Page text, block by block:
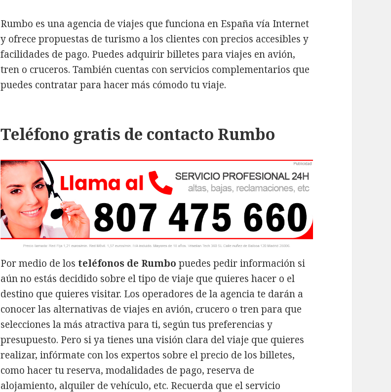
Rumbo es una agencia de viajes que funciona en España vía Internet
y ofrece propuestas de turismo a los clientes con precios accesibles y
facilidades de pago. Puedes adquirir billetes para viajes en avión,
tren o cruceros. También cuentas con servicios complementarios que
puedes contratar para hacer más cómodo tu viaje.
Teléfono gratis de contacto Rumbo
Por medio de los teléfonos de Rumbopuedes pedir información si
aún no estás decidido sobre el tipo de viaje que quieres hacer o el
destino que quieres visitar. Los operadores de la agencia te darán a
conocer las alternativas de viajes en avión, crucero o tren para que
selecciones la más atractiva para ti, según tus preferencias y
presupuesto. Pero si ya tienes una visión clara del viaje que quieres
realizar, infórmate con los expertos sobre el precio de los billetes,
como hacer tu reserva, modalidades de pago, reserva de
alojamiento, alquiler de vehículo, etc. Recuerda que el servicio